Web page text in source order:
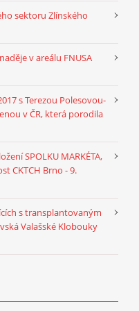
sektoru Zlínského
v areálu FNUSA
s Terezou Polesovou-
v ČR, která porodila
SPOLKU MARKÉTA,
CKTCH Brno - 9.
s transplantovaným
Valašské Klobouky